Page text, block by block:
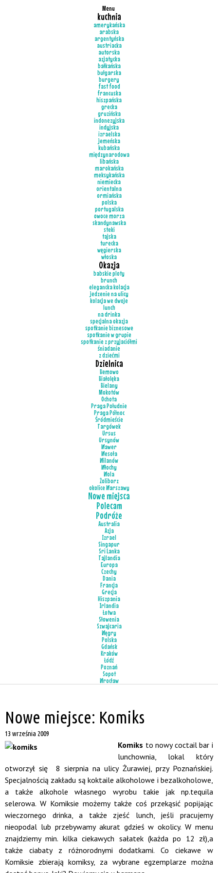
Menu
kuchnia
amerykańska
arabska
argentyńska
austriacka
autorska
azjatycka
bałkańska
bułgarska
burgery
fast food
francuska
hiszpańska
grecka
gruzińska
indonezyjska
indyjska
izraelska
jemeńska
kubańska
międzynarodowa
libańska
marokańska
meksykańska
niemiecka
orientalna
ormiańska
polska
portugalska
owoce morza
skandynawska
steki
tajska
turecka
węgierska
włoska
Okazja
babskie ploty
brunch
elegancka kolacja
jedzenie na ulicy
kolacja we dwoje
lunch
na drinka
specjalna okazja
spotkanie biznesowe
spotkanie w grupie
spotkanie z przyjaciółmi
śniadanie
z dziećmi
Dzielnica
Bemowo
Białolęka
Bielany
Mokotów
Ochota
Praga Południe
Praga Północ
Śródmieście
Targówek
Ursus
Ursynów
Wawer
Wesoła
Wilanów
Włochy
Wola
Żoliborz
okolice Warszawy
Nowe miejsca
Polecam
Podróże
Australia
Azja
Izrael
Singapur
Sri Lanka
Tajlandia
Europa
Czechy
Dania
Francja
Grecja
Hiszpania
Irlandia
Łotwa
Słowenia
Szwajcaria
Węgry
Polska
Gdańsk
Kraków
Łódź
Poznań
Sopot
Wrocław
Nowe miejsce: Komiks
13 września 2009
Komiks to nowy coctail bar i
lunchownia, lokal który
otworzył się 8 sierpnia na ulicy Żurawiej, przy Poznańskiej.
Specjalnością zakładu są koktaile alkoholowe i bezalkoholowe,
a także alkohole własnego wyrobu takie jak np.tequila
selerowa. W Komiksie możemy także coś przekąsić popijając
wieczornego drinka, a także zjeść lunch, jeśli pracujemy
nieopodal lub przebywamy akurat gdzieś w okolicy. W menu
znajdziemy min. kilka ciekawych sałatek (każda po 12 zł),a
także ciabaty z różnorodnymi dodatkami. Co ciekawe w
Komiksie zbierają komiksy, za wybrane egzemplarze można